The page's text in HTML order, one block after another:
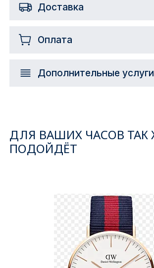
Доставка
Оплата
Дополнительные услуги
ДЛЯ ВАШИХ ЧАСОВ ТАК
ПОДОЙДЁТ